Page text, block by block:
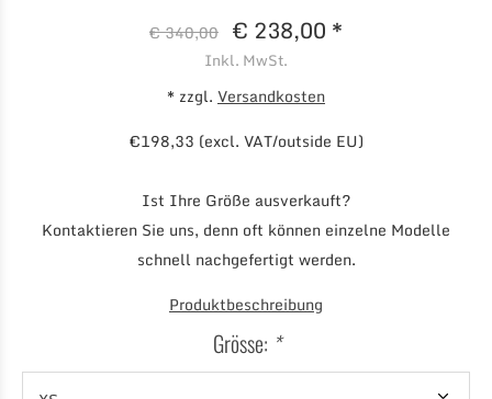
€ 340,00 € 238,00 *
Inkl. MwSt.
* zzgl. Versandkosten
€198,33 (excl. VAT/outside EU)
Ist Ihre Größe ausverkauft?
Kontaktieren Sie uns, denn oft können einzelne Modelle
schnell nachgefertigt werden.
Produktbeschreibung
Grösse: *